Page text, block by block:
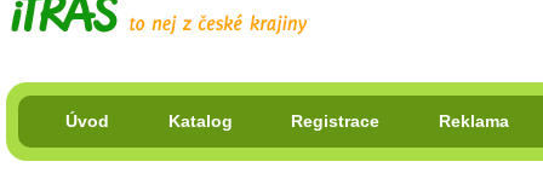
Úvod Katalog Registrace Reklama